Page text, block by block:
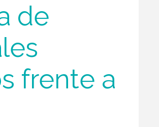
de
frente a